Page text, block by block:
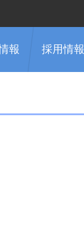
報 採用情報